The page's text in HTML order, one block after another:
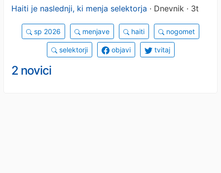
Haiti je naslednji, ki menja selektorja · Dnevnik · 3t
sp 2026 menjave haiti nogomet
selektorji objavi tvitaj
2 novici